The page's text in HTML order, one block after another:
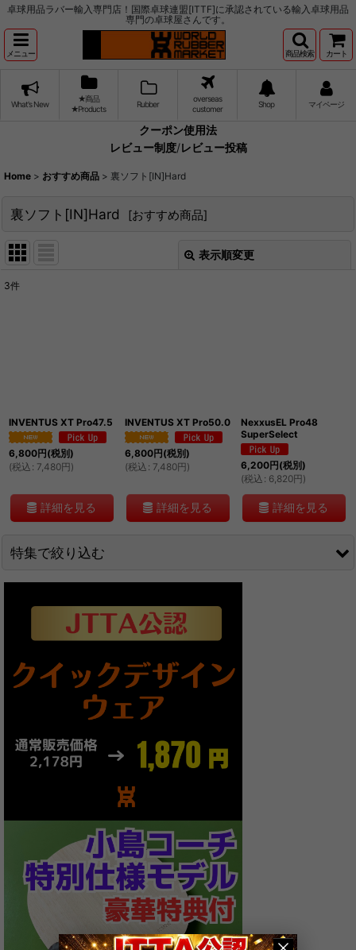
卓球用品ラバー輸入専門店！国際卓球連盟[ITTF]に承認されている輸入卓球用品
専門の卓球屋さんです。
メニュー 商品検索 カート
What's New
★商品
★Products
Rubber
overseas
customer
Shop マイページ
クーポン使用法
レビュー制度/レビュー投稿
Home > おすすめ商品 > 裏ソフト[IN]Hard
裏ソフト[IN]Hard [おすすめ商品]
表示順変更
3件
INVENTUS XT Pro47.5
6,800円(税別)
(税込 : 7,480円)
詳細を見る
INVENTUS XT Pro50.0
6,800円(税別)
(税込 : 7,480円)
詳細を見る
NexxusEL Pro48
SuperSelect
6,200円(税別)
(税込 : 6,820円)
詳細を見る
特集で絞り込む
WRMおすすめ
粘着
中国製テンション
裏ソフト[IN]Hard+
裏ソフト[IN]S
ツブ高[Long]
表[Short]